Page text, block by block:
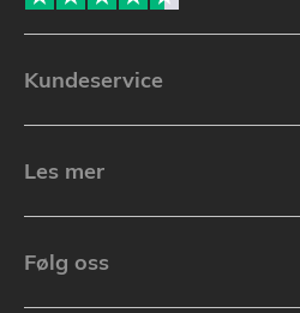
Kundeservice
Les mer
Følg oss